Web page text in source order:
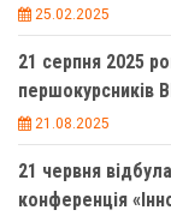
25.02.2025
21 серпня 2025
першокурсників
21.08.2025
21 червня
конференція